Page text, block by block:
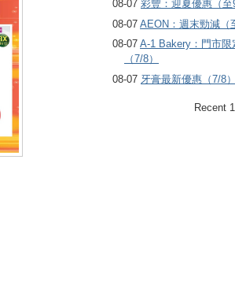
08-07 彩豐：迎夏優惠（至
08-07 AEON：週末勁減（
08-07 A-1 Bakery：門市限
（7/8）
08-07 牙膏最新優惠（7/8）
Recent